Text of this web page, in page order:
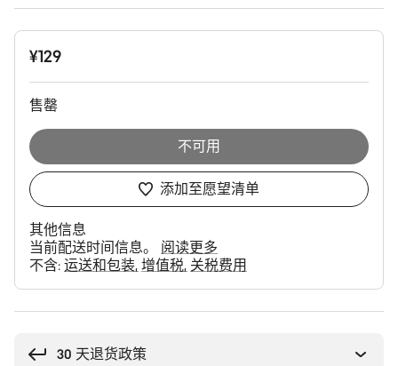
产
¥129
售罄
不可用
添加至愿望清单
其他信息
当前配送时间信息。 阅读更多
不含: 运送和包装 增值税 关税费用
30 天退货政策